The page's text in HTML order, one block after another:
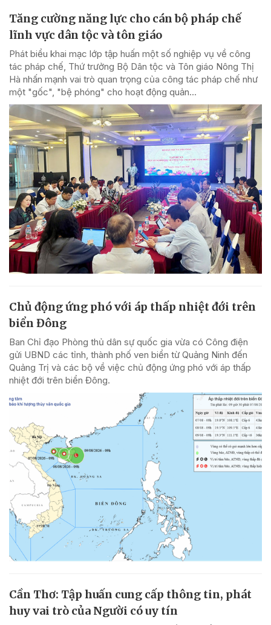
Tăng cường năng lực cho cán bộ pháp chế
lĩnh vực dân tộc và tôn giáo
Phát biểu khai mạc lớp tập huấn một số nghiệp vụ về công
tác pháp chế, Thứ trưởng Bộ Dân tộc và Tôn giáo Nông Thị
Hà nhấn mạnh vai trò quan trọng của công tác pháp chế như
một "gốc", "bệ phóng" cho hoạt động quản...
Chủ động ứng phó với áp thấp nhiệt đới trên
biển Đông
Ban Chỉ đạo Phòng thủ dân sự quốc gia vừa có Công điện
gửi UBND các tỉnh, thành phố ven biển từ Quảng Ninh đến
Quảng Trị và các bộ về việc chủ động ứng phó với áp thấp
nhiệt đới trên biển Đông.
Cần Thơ: Tập huấn cung cấp thông tin, phát
huy vai trò của Người có uy tín